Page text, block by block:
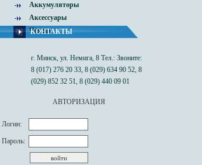
Аккумуляторы
Аксессуары
Чехлы
КОНТАКТЫ
г. Минск, ул. Немига, 8 Тел.: Звоните:
8 (017) 276 20 33, 8 (029) 634 90 52, 8
(029) 852 32 51, 8 (029) 440 09 01
АВТОРИЗАЦИЯ
Логин:
Пароль: